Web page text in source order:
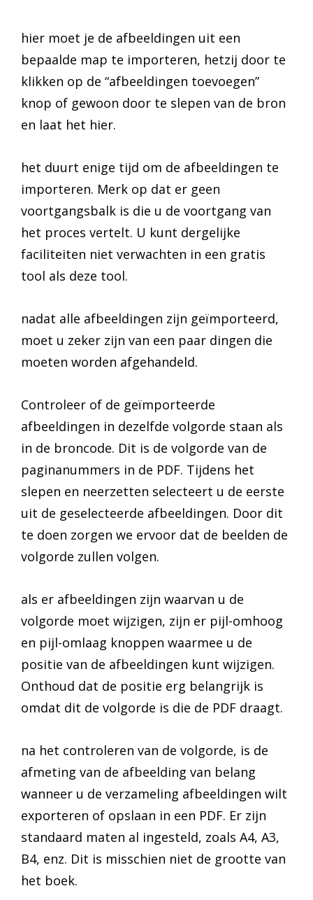
hier moet je de afbeeldingen uit een
bepaalde map te importeren, hetzij door te
klikken op de “afbeeldingen toevoegen”
knop of gewoon door te slepen van de bron
en laat het hier.
het duurt enige tijd om de afbeeldingen te
importeren. Merk op dat er geen
voortgangsbalk is die u de voortgang van
het proces vertelt. U kunt dergelijke
faciliteiten niet verwachten in een gratis
tool als deze tool.
nadat alle afbeeldingen zijn geïmporteerd,
moet u zeker zijn van een paar dingen die
moeten worden afgehandeld.
Controleer of de geïmporteerde
afbeeldingen in dezelfde volgorde staan als
in de broncode. Dit is de volgorde van de
paginanummers in de PDF. Tijdens het
slepen en neerzetten selecteert u de eerste
uit de geselecteerde afbeeldingen. Door dit
te doen zorgen we ervoor dat de beelden de
volgorde zullen volgen.
als er afbeeldingen zijn waarvan u de
volgorde moet wijzigen, zijn er pijl-omhoog
en pijl-omlaag knoppen waarmee u de
positie van de afbeeldingen kunt wijzigen.
Onthoud dat de positie erg belangrijk is
omdat dit de volgorde is die de PDF draagt.
na het controleren van de volgorde, is de
afmeting van de afbeelding van belang
wanneer u de verzameling afbeeldingen wilt
exporteren of opslaan in een PDF. Er zijn
standaard maten al ingesteld, zoals A4, A3,
B4, enz. Dit is misschien niet de grootte van
het boek.